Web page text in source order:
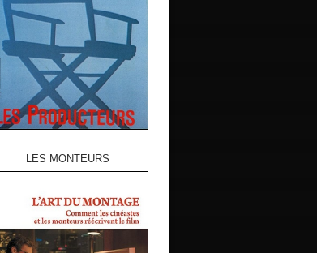
LES MONTEURS